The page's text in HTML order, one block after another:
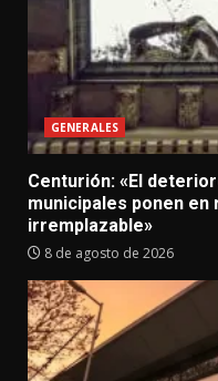
GENERALES
Centurión: «El
municipales ponen
irremplazable»
8 de agosto de 2026